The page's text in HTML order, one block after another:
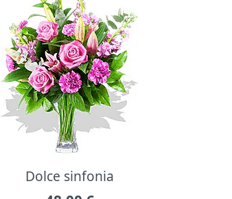
Dolce sinfonia